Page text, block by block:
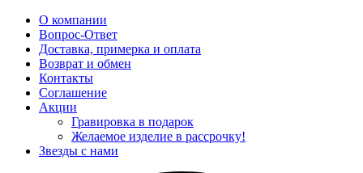
О компании
Вопрос-Ответ
Доставка, примерка и оплата
Возврат и обмен
Контакты
Соглашение
Акции
Гравировка в подарок
Желаемое изделие в рассрочку!
Звезды с нами